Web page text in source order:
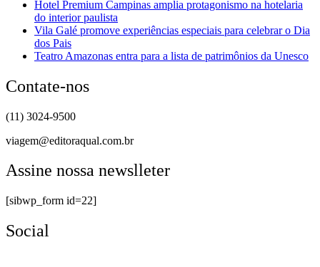
Hotel Premium Campinas amplia protagonismo na hotelaria
do interior paulista
Vila Galé promove experiências especiais para celebrar o Dia
dos Pais
Teatro Amazonas entra para a lista de patrimônios da Unesco
Contate-nos
(11) 3024-9500
viagem@editoraqual.com.br
Assine nossa newslleter
[sibwp_form id=22]
Social